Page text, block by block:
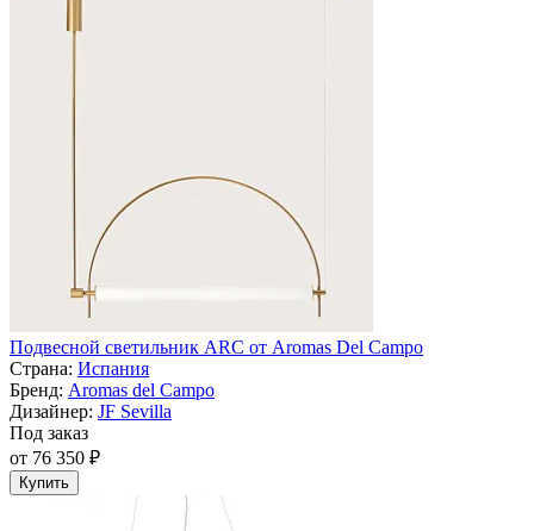
Подвесной светильник ARC от Aromas Del Campo
Страна: Испания
Бренд: Aromas del Campo
Дизайнер: JF Sevilla
Под заказ
от 76 350 ₽
Купить